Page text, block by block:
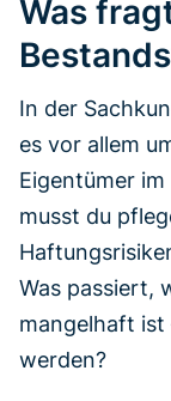
Was
In der
es vor allem
Eigentümer
musst du
Was passiert,
mangelhaft ist
werden?